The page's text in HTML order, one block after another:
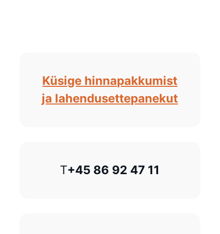
Küsige hinnapakkumist
ja lahendusettepanekut
T+45 86 92 47 11